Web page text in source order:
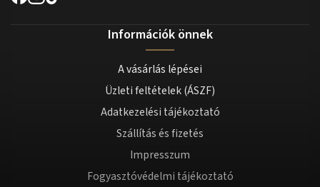
Információk önnek
A vásárlás lépései
Üzleti feltételek (ÁSZF)
Adatkezelési tájékoztató
Szállítás és fizetés
Impresszum
Fogyasztóvédelmi tájékoztató